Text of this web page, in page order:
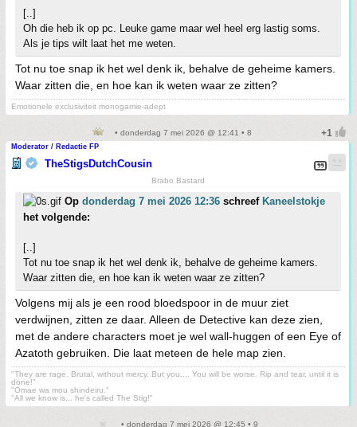
[..]
Oh die heb ik op pc. Leuke game maar wel heel erg lastig soms.
Als je tips wilt laat het me weten.
Tot nu toe snap ik het wel denk ik, behalve de geheime kamers.
Waar zitten die, en hoe kan ik weten waar ze zitten?
Emotionele exclusiviteit monogamie-adept
• donderdag 7 mei 2026 @ 12:41 • 8
Moderator / Redactie FP
TheStigsDutchCousin
Brabo Bastard
Op donderdag 7 mei 2026 12:36 schreef Kaneelstokje
het volgende:
[..]
Tot nu toe snap ik het wel denk ik, behalve de geheime kamers.
Waar zitten die, en hoe kan ik weten waar ze zitten?
Volgens mij als je een rood bloedspoor in de muur ziet
verdwijnen, zitten ze daar. Alleen de Detective kan deze zien,
met de andere characters moet je wel wall-huggen of een Eye of
Azatoth gebruiken. Die laat meteen de hele map zien.
"They are rage. Brutal, without mercy. But you.... You will be worse. Rip and tear, until it is
done!"
"Omae wa mou shindeiru."
"All we know is... he's called The Stig!"
• donderdag 7 mei 2026 @ 12:45 • 9